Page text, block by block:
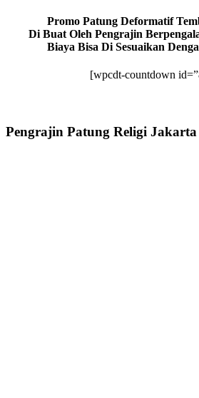
Promo Patung Deformatif
Di Buat Oleh Pengrajin
Biaya Bisa Di Sesuaikan
[wpcdt-countdown
Pengrajin Patung Religi Jakarta